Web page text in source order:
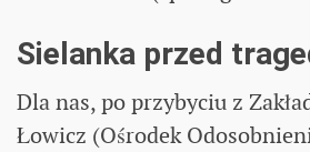
Sielanka przed
Dla nas, po przybyciu z
Łowicz (Ośrodek